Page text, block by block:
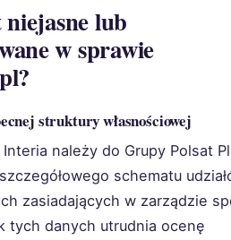
lub
w sprawie
struktury własnościowej
należy do Grupy Polsat
schematu
zasiadających w zarządzie
tych danych utrudnia ocenę